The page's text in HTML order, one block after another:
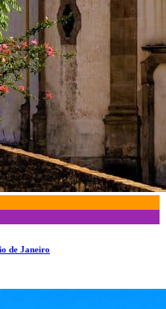
de Janeiro